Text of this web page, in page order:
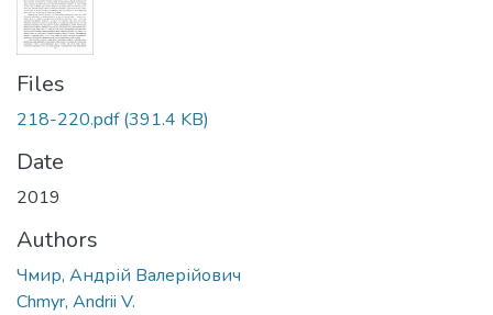
Files
218-220.pdf(391.4 KB)
Date
2019
Authors
Чмир, Андрій Валерійович
Chmyr, Andrii V.